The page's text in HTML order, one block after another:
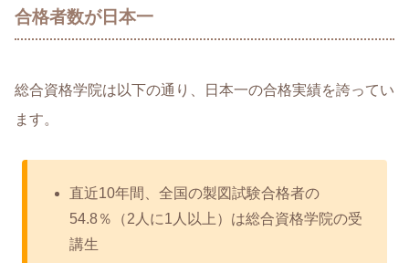
合格者数が日本一
総合資格学院は以下の通り、日本一の合格実績を誇ってい
ます。
直近10年間、全国の製図試験合格者の
54.8％（2人に1人以上）は総合資格学院の受
講生